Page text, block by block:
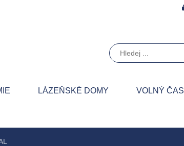
LÁZEŇSKÉ DOMY VOLNÝ ČAS